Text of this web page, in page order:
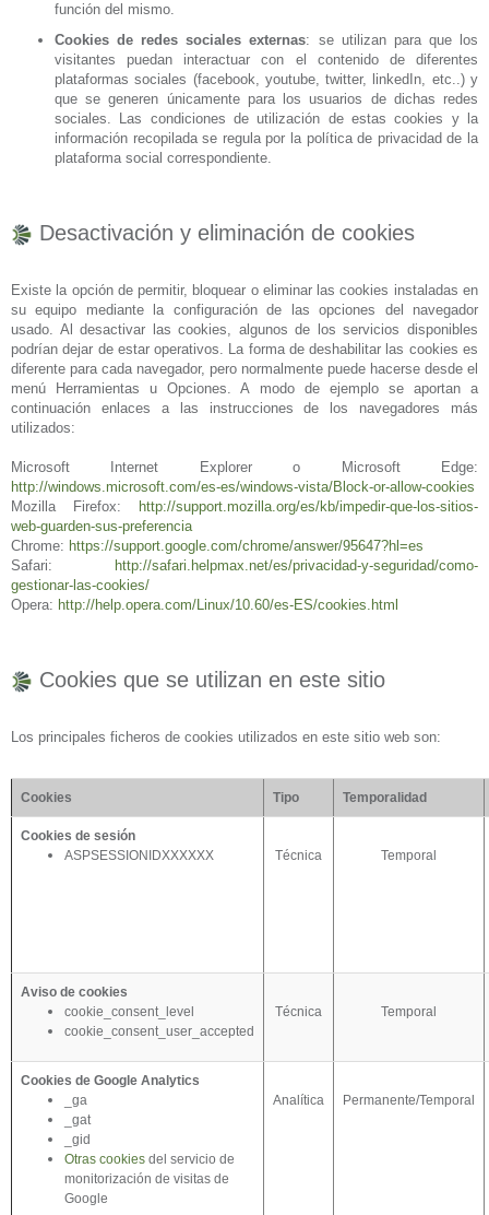
función del mismo.
Cookies de redes sociales externas: se utilizan para que los
visitantes puedan interactuar con el contenido de diferentes
plataformas sociales (facebook, youtube, twitter, linkedIn, etc..) y
que se generen únicamente para los usuarios de dichas redes
sociales. Las condiciones de utilización de estas cookies y la
información recopilada se regula por la política de privacidad de la
plataforma social correspondiente.
Desactivación y eliminación de cookies
Existe la opción de permitir, bloquear o eliminar las cookies instaladas en
su equipo mediante la configuración de las opciones del navegador
usado. Al desactivar las cookies, algunos de los servicios disponibles
podrían dejar de estar operativos. La forma de deshabilitar las cookies es
diferente para cada navegador, pero normalmente puede hacerse desde el
menú Herramientas u Opciones. A modo de ejemplo se aportan a
continuación enlaces a las instrucciones de los navegadores más
utilizados:
Microsoft Internet Explorer o Microsoft Edge:
http://windows.microsoft.com/es-es/windows-vista/Block-or-allow-cookies
Mozilla Firefox:
http://support.mozilla.org/es/kb/impedir-que-los-sitios-
web-guarden-sus-preferencia
Chrome: https://support.google.com/chrome/answer/95647?hl=es
Safari:
http://safari.helpmax.net/es/privacidad-y-seguridad/como-
gestionar-las-cookies/
Opera: http://help.opera.com/Linux/10.60/es-ES/cookies.html
Cookies que se utilizan en este sitio
Los principales ficheros de cookies utilizados en este sitio web son:
Cookies Tipo Temporalidad
Cookies de sesión
ASPSESSIONIDXXXXXX
Técnica Temporal
Aviso de cookies
cookie_consent_level
cookie_consent_user_accepted
Técnica Temporal
Cookies de Google Analytics
_ga
_gat
_gid
Otras cookies del servicio de
monitorización de visitas de
Google
Analítica Permanente/Temporal